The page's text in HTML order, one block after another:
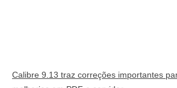
Calibre 9.13 traz correções importantes